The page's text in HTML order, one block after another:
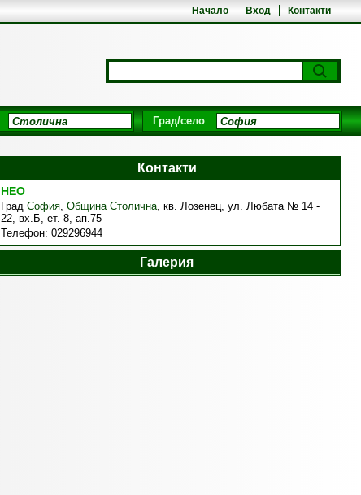
Начало Вход Контакти
Град/село
Контакти
НЕО
Град София, Община Столична, кв. Лозенец, ул. Любата № 14 -
22, вх.Б, ет. 8, ап.75
Телефон: 029296944
Галерия